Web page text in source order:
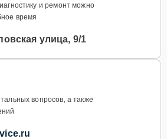
и ремонт можно
время
улица, 9/1
вопросов, а также